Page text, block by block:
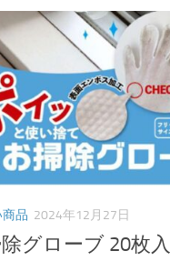
品 2024年12月27日
グローブ 20枚入